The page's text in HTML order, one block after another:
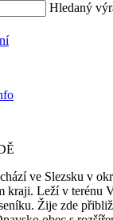
Hledaný
ve Slezsku v
kraji. Leží v terénu
Žije zde